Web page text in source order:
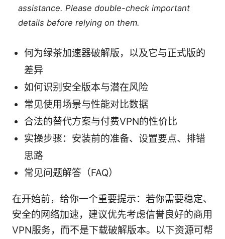
assistance. Please double-check important
details before relying on them.
何为绿茶加速器破解版，以及它与正式版的
差异
如何识别安全版本与潜在风险
常见使用场景与性能对比数据
合法的替代方案与付费VPN的性价比
实操步骤：安装前的准备、设置要点、排错
思路
常见问题解答（FAQ）
在开始前，给你一个重要提示：若你需要稳定、
安全的网络加速，建议优先考虑信誉良好的商用
VPN服务，而不是下载破解版本。以下资源可帮